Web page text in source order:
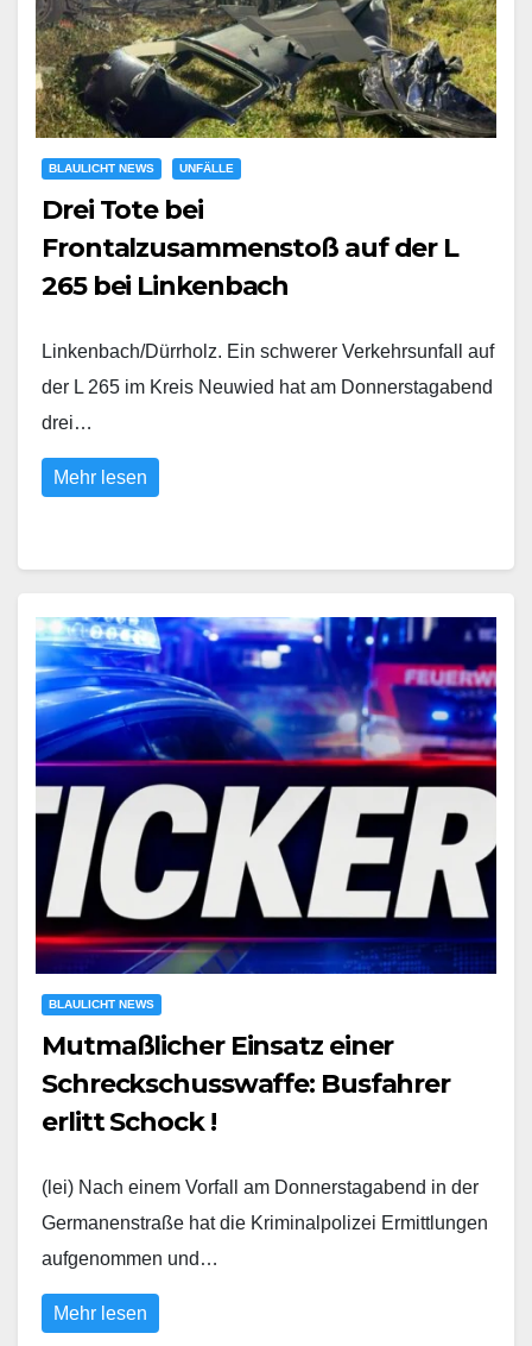
BLAULICHT NEWS UNFÄLLE
Drei Tote bei
Frontalzusammenstoß auf der L
265 bei Linkenbach
Linkenbach/Dürrholz. Ein schwerer Verkehrsunfall auf
der L 265 im Kreis Neuwied hat am Donnerstagabend
drei…
Mehr lesen
BLAULICHT NEWS
Mutmaßlicher Einsatz einer
Schreckschusswaffe: Busfahrer
erlitt Schock !
(lei) Nach einem Vorfall am Donnerstagabend in der
Germanenstraße hat die Kriminalpolizei Ermittlungen
aufgenommen und…
Mehr lesen